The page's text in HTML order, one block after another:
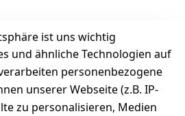
ist uns wichtig
und ähnliche Technologien auf
personenbezogene
unserer Webseite (z.B. IP-
zu personalisieren, Medien